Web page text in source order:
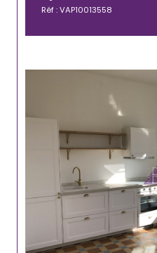
Réf : VAP10013558